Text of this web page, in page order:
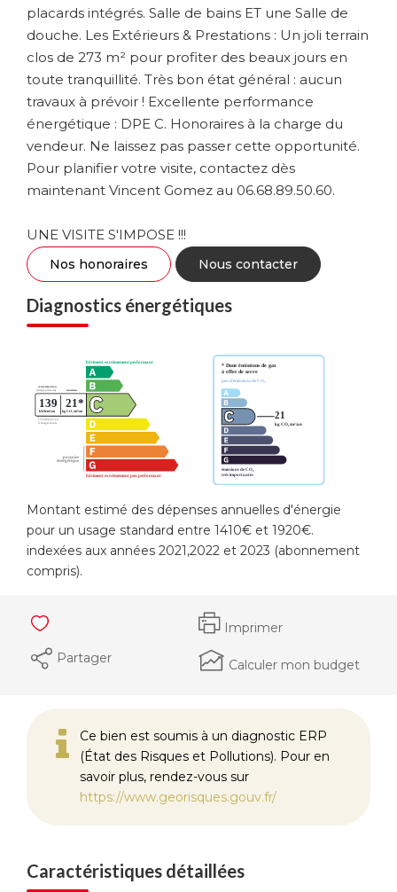
placards intégrés. Salle de bains ET une Salle de
douche. Les Extérieurs & Prestations : Un joli terrain
clos de 273 m² pour profiter des beaux jours en
toute tranquillité. Très bon état général : aucun
travaux à prévoir ! Excellente performance
énergétique : DPE C. Honoraires à la charge du
vendeur. Ne laissez pas passer cette opportunité.
Pour planifier votre visite, contactez dès
maintenant Vincent Gomez au 06.68.89.50.60.
UNE VISITE S'IMPOSE !!!
Nos honoraires Nous contacter
Diagnostics énergétiques
Montant estimé des dépenses annuelles d'énergie
pour un usage standard entre 1410€ et 1920€.
indexées aux années 2021,2022 et 2023 (abonnement
compris).
Imprimer
Partager
Calculer mon budget
Ce bien est soumis à un diagnostic ERP
(État des Risques et Pollutions). Pour en
savoir plus, rendez-vous sur
https://www.georisques.gouv.fr/
Caractéristiques détaillées